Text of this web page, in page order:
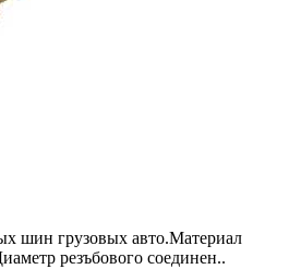
шин грузовых авто.Материал
резъбового соединен..